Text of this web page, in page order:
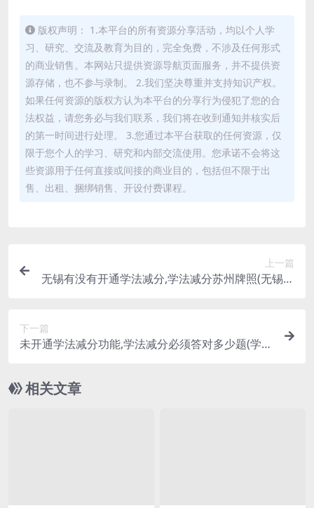
版权声明： 1.本平台的所有资源分享活动，均以个人学
习、研究、交流及教育为目的，完全免费，不涉及任何形式
的商业销售。本网站只提供资源导航页面服务，并不提供资
源存储，也不参与录制。 2.我们坚决尊重并支持知识产权。
如果任何资源的版权方认为本平台的分享行为侵犯了您的合
法权益，请您务必与我们联系，我们将在收到通知并核实后
的第一时间进行处理。 3.您通过本平台获取的任何资源，仅
限于您个人的学习、研究和内部交流使用。您承诺不会将这
些资源用于任何直接或间接的商业目的，包括但不限于出
售、出租、捆绑销售、开设付费课程。
上一篇
无锡有没有开通学法减分,学法减分苏州牌照(无锡学
下一篇
未开通学法减分功能,学法减分必须答对多少题(学法
相关文章